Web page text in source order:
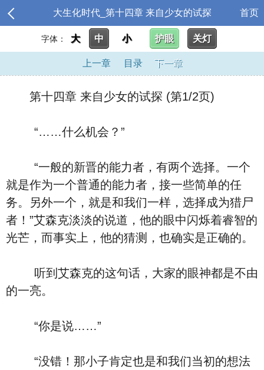
大生化时代_第十四章 来自少女的试探 首页
字体： 大 中 小 护眼 关灯
上一章 目录 下一章
第十四章 来自少女的试探 (第1/2页)
“……什么机会？”
“一般的新晋的能力者，有两个选择。一个
就是作为一个普通的能力者，接一些简单的任
务。另外一个，就是和我们一样，选择成为猎尸
者！”艾森克淡淡的说道，他的眼中闪烁着睿智的
光芒，而事实上，他的猜测，也确实是正确的。
听到艾森克的这句话，大家的眼神都是不由
的一亮。
“你是说……”
“没错！那小子肯定也是和我们当初的想法